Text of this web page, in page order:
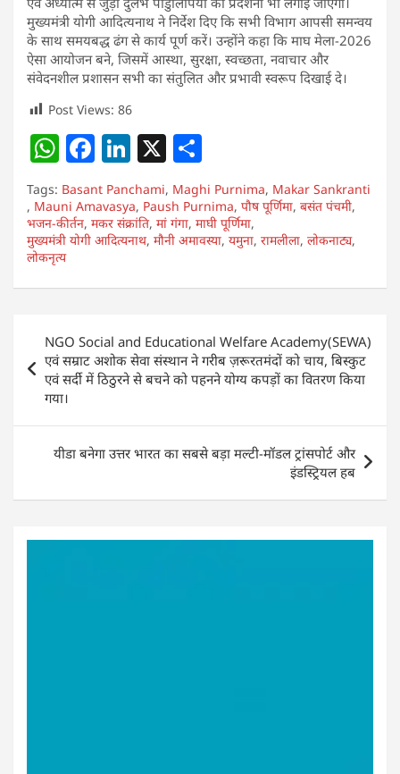
मुख्यमंत्री योगी आदित्यनाथ ने निर्देश दिए कि सभी विभाग आपसी समन्वय
के साथ समयबद्ध ढंग से कार्य पूर्ण करें। उन्होंने कहा कि माघ मेला-2026
ऐसा आयोजन बने, जिसमें आस्था, सुरक्षा, स्वच्छता, नवाचार और
संवेदनशील प्रशासन सभी का संतुलित और प्रभावी स्वरूप दिखाई दे।
Post Views: 86
W
h
at
s
A
p
F
a
c
e
o
k
Li
n
k
e
n
X
h
ar
e
Tags: Basant Panchami, Maghi Purnima, Makar Sankranti
, Mauni Amavasya, Paush Purnima, पौष पूर्णिमा, बसंत पंचमी,
भजन-कीर्तन, मकर संक्रांति, मां गंगा, माघी पूर्णिमा,
मुख्यमंत्री योगी आदित्यनाथ, मौनी अमावस्या, यमुना, रामलीला, लोकनाट्य,
लोकनृत्य
navigation
NGO Social and Educational Welfare Academy(SEWA)
एवं सम्राट अशोक सेवा संस्थान ने गरीब ज़रूरतमंदों को चाय, बिस्कुट
एवं सर्दी में ठिठुरने से बचने को पहनने योग्य कपड़ों का वितरण किया
गया।
यीडा बनेगा उत्तर भारत का सबसे बड़ा मल्टी-मॉडल ट्रांसपोर्ट और
इंडस्ट्रियल हब